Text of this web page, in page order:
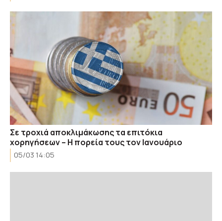
Σε τροχιά αποκλιμάκωσης τα επιτόκια
χορηγήσεων – Η πορεία τους τον Ιανουάριο
05/03 14:05